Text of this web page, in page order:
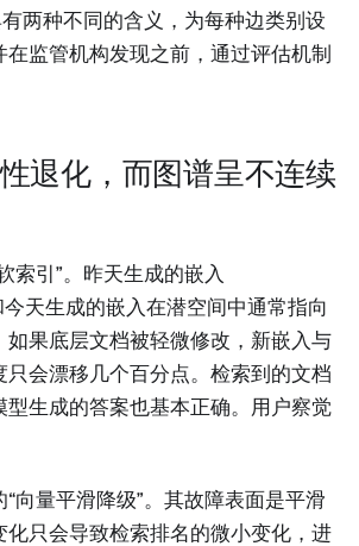
两种不同的含义，为每种边类别设
在监管机构发现之前，通过评估机制
退化，而图谱呈不连续
索引”。昨天生成的嵌入
今天生成的嵌入在潜空间中通常指向
如果底层文档被轻微修改，新嵌入与
只会漂移几个百分点。检索到的文档
型生成的答案也基本正确。用户察觉
向量平滑降级”。其故障表面是平滑
化只会导致检索排名的微小变化，进